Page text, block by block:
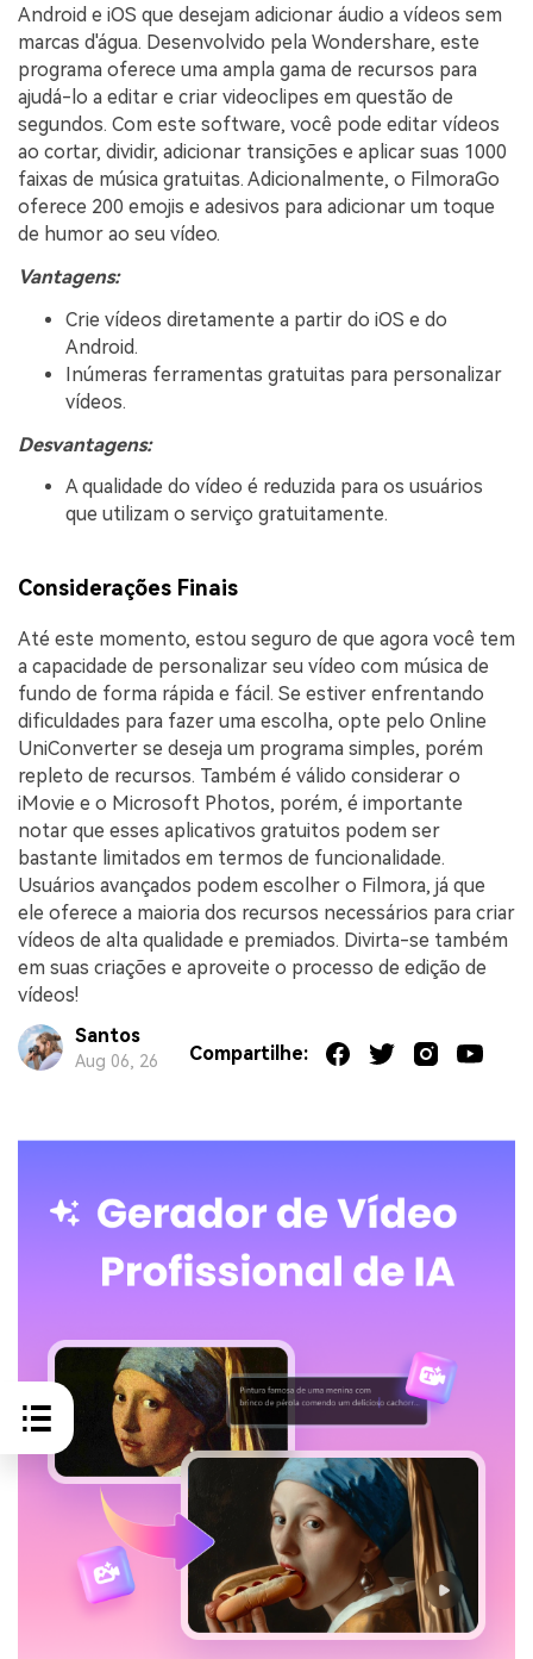
Android e iOS que desejam adicionar áudio a vídeos sem
marcas d'água. Desenvolvido pela Wondershare, este
programa oferece uma ampla gama de recursos para
ajudá-lo a editar e criar videoclipes em questão de
segundos. Com este software, você pode editar vídeos
ao cortar, dividir, adicionar transições e aplicar suas 1000
faixas de música gratuitas. Adicionalmente, o FilmoraGo
oferece 200 emojis e adesivos para adicionar um toque
de humor ao seu vídeo.
Vantagens:
Crie vídeos diretamente a partir do iOS e do
Android.
Inúmeras ferramentas gratuitas para personalizar
vídeos.
Desvantagens:
A qualidade do vídeo é reduzida para os usuários
que utilizam o serviço gratuitamente.
Considerações Finais
Até este momento, estou seguro de que agora você tem
a capacidade de personalizar seu vídeo com música de
fundo de forma rápida e fácil. Se estiver enfrentando
dificuldades para fazer uma escolha, opte pelo Online
UniConverter se deseja um programa simples, porém
repleto de recursos. Também é válido considerar o
iMovie e o Microsoft Photos, porém, é importante
notar que esses aplicativos gratuitos podem ser
bastante limitados em termos de funcionalidade.
Usuários avançados podem escolher o Filmora, já que
ele oferece a maioria dos recursos necessários para criar
vídeos de alta qualidade e premiados. Divirta-se também
em suas criações e aproveite o processo de edição de
vídeos!
Santos
Aug 06, 26 Compartilhe: